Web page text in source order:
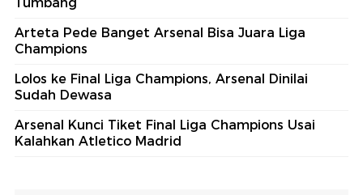
Arteta Pede Banget Arsenal Bisa Juara Liga
Champions
Lolos ke Final Liga Champions, Arsenal Dinilai
Sudah Dewasa
Arsenal Kunci Tiket Final Liga Champions Usai
Kalahkan Atletico Madrid